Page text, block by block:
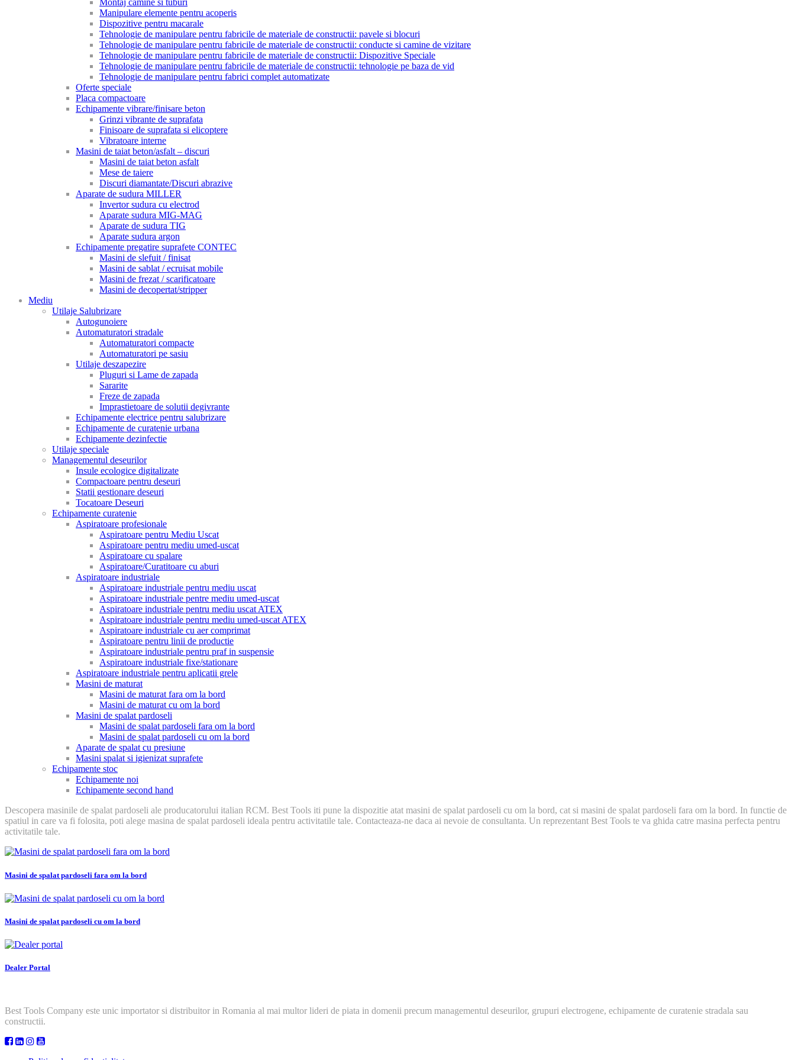
Montaj camine si tuburi
Manipulare elemente pentru acoperis
Dispozitive pentru macarale
Tehnologie de manipulare pentru fabricile de materiale de constructii: pavele si blocuri
Tehnologie de manipulare pentru fabricile de materiale de constructii: conducte si camine de vizitare
Tehnologie de manipulare pentru fabricile de materiale de constructii: Dispozitive Speciale
Tehnologie de manipulare pentru fabricile de materiale de constructii: tehnologie pe baza de vid
Tehnologie de manipulare pentru fabrici complet automatizate
Oferte speciale
Placa compactoare
Echipamente vibrare/finisare beton
Grinzi vibrante de suprafata
Finisoare de suprafata si elicoptere
Vibratoare interne
Masini de taiat beton/asfalt – discuri
Masini de taiat beton asfalt
Mese de taiere
Discuri diamantate/Discuri abrazive
Aparate de sudura MILLER
Invertor sudura cu electrod
Aparate sudura MIG-MAG
Aparate de sudura TIG
Aparate sudura argon
Echipamente pregatire suprafete CONTEC
Masini de slefuit / finisat
Masini de sablat / ecruisat mobile
Masini de frezat / scarificatoare
Masini de decopertat/stripper
Mediu
Utilaje Salubrizare
Autogunoiere
Automaturatori stradale
Automaturatori compacte
Automaturatori pe sasiu
Utilaje deszapezire
Pluguri si Lame de zapada
Sararite
Freze de zapada
Imprastietoare de solutii degivrante
Echipamente electrice pentru salubrizare
Echipamente de curatenie urbana
Echipamente dezinfectie
Utilaje speciale
Managementul deseurilor
Insule ecologice digitalizate
Compactoare pentru deseuri
Statii gestionare deseuri
Tocatoare Deseuri
Echipamente curatenie
Aspiratoare profesionale
Aspiratoare pentru Mediu Uscat
Aspiratoare pentru mediu umed-uscat
Aspiratoare cu spalare
Aspiratoare/Curatitoare cu aburi
Aspiratoare industriale
Aspiratoare industriale pentru mediu uscat
Aspiratoare industriale pentre mediu umed-uscat
Aspiratoare industriale pentru mediu uscat ATEX
Aspiratoare industriale pentru mediu umed-uscat ATEX
Aspiratoare industriale cu aer comprimat
Aspiratoare pentru linii de productie
Aspiratoare industriale pentru praf in suspensie
Aspiratoare industriale fixe/stationare
Aspiratoare industriale pentru aplicatii grele
Masini de maturat
Masini de maturat fara om la bord
Masini de maturat cu om la bord
Masini de spalat pardoseli
Masini de spalat pardoseli fara om la bord
Masini de spalat pardoseli cu om la bord
Aparate de spalat cu presiune
Masini spalat si igienizat suprafete
Echipamente stoc
Echipamente noi
Echipamente second hand
Descopera masinile de spalat pardoseli ale producatorului italian RCM. Best Tools iti pune la dispozitie atat masini de spalat pardoseli cu om la bord, cat si masini de spalat pardoseli fara om la bord. In functie de
spatiul in care va fi folosita, poti alege masina de spalat pardoseli ideala pentru activitatile tale. Contacteaza-ne daca ai nevoie de consultanta. Un reprezentant Best Tools te va ghida catre masina perfecta pentru
activitatile tale.
Masini de spalat pardoseli fara om la bord
Masini de spalat pardoseli cu om la bord
Dealer Portal
Best Tools Company este unic importator si distribuitor in Romania al mai multor lideri de piata in domenii precum managementul deseurilor, grupuri electrogene, echipamente de curatenie stradala sau
constructii.